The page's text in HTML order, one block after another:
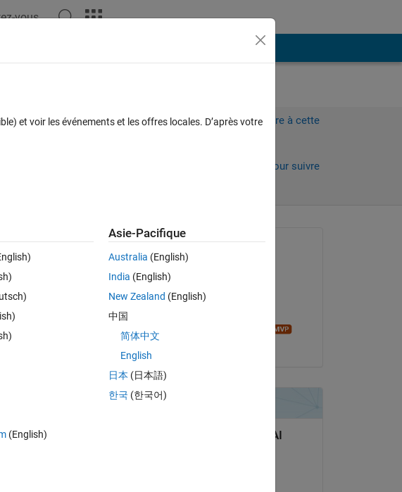
vous
but
Connectez-vous pour répondre à cette
Connectez-vous pour suivre
Online
from values 1 to N. please assist on how to obtain that?
le 15 Mar 2023
et voir les événements et les offres locales. D’après votre
(English)
Asie-Pacifique
Australia (English)
India (English)
New Zealand (English)
中国
简体中文
English
日本 (日本語)
한국 (한국어)